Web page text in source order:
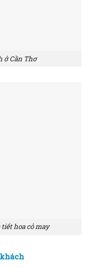
ở Cần Thơ
hoa cỏ may